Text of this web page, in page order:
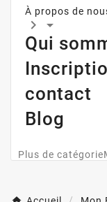
À propos de
 
Qui
contact
Blog
Plus de catégorie